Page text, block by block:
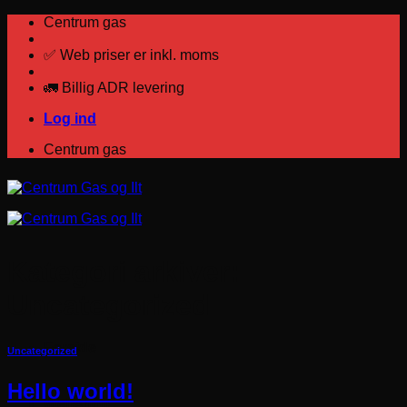
Fortsæt
indhold
Centrum gas
✅ Web priser er inkl. moms
🚛 Billig ADR levering
Log ind
Centrum gas
Forside
Webshop
Uncategorized
Hello world!